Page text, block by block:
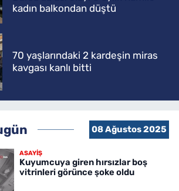
kadın balkondan düştü
70 yaşlarındaki 2 kardeşin miras
kavgası kanlı bitti
08 Ağustos 2025
ASAYİŞ
Kuyumcuya giren hırsızlar boş
vitrinleri görünce şoke oldu